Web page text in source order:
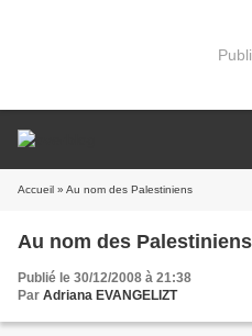
Accueil » Au nom des Palestiniens
Au nom des Palestiniens
Publié le 30/12/2008 à 21:38
Par Adriana EVANGELIZT